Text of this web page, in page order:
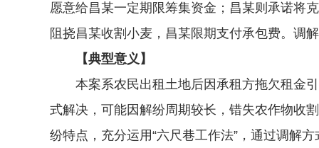
愿意给昌某一定期限筹集资金；昌某则承诺将
阻挠昌某收割小麦，昌某限期支付承包费。调
【典型意义】
本案系农民出租土地后因承租方拖欠租金引
式解决，可能因解纷周期较长，错失农作物收
纷特点，充分运用“六尺巷工作法”，通过调解